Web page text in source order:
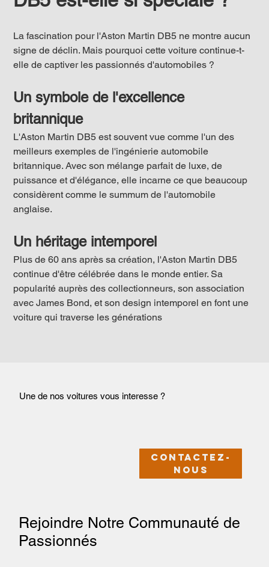
La fascination pour l'Aston Martin DB5 ne montre aucun
signe de déclin. Mais pourquoi cette voiture continue-t-
elle de captiver les passionnés d'automobiles ?
Un symbole de l'excellence
britannique
L'Aston Martin DB5 est souvent vue comme l'un des
meilleurs exemples de l'ingénierie automobile
britannique. Avec son mélange parfait de luxe, de
puissance et d'élégance, elle incarne ce que beaucoup
considèrent comme le summum de l'automobile
anglaise.
Un héritage intemporel
Plus de 60 ans après sa création, l'Aston Martin DB5
continue d'être célébrée dans le monde entier. Sa
popularité auprès des collectionneurs, son association
avec James Bond, et son design intemporel en font une
voiture qui traverse les générations
Une de nos voitures vous interesse ?
Contactez-
nous
Rejoindre Notre Communauté de
Passionnés